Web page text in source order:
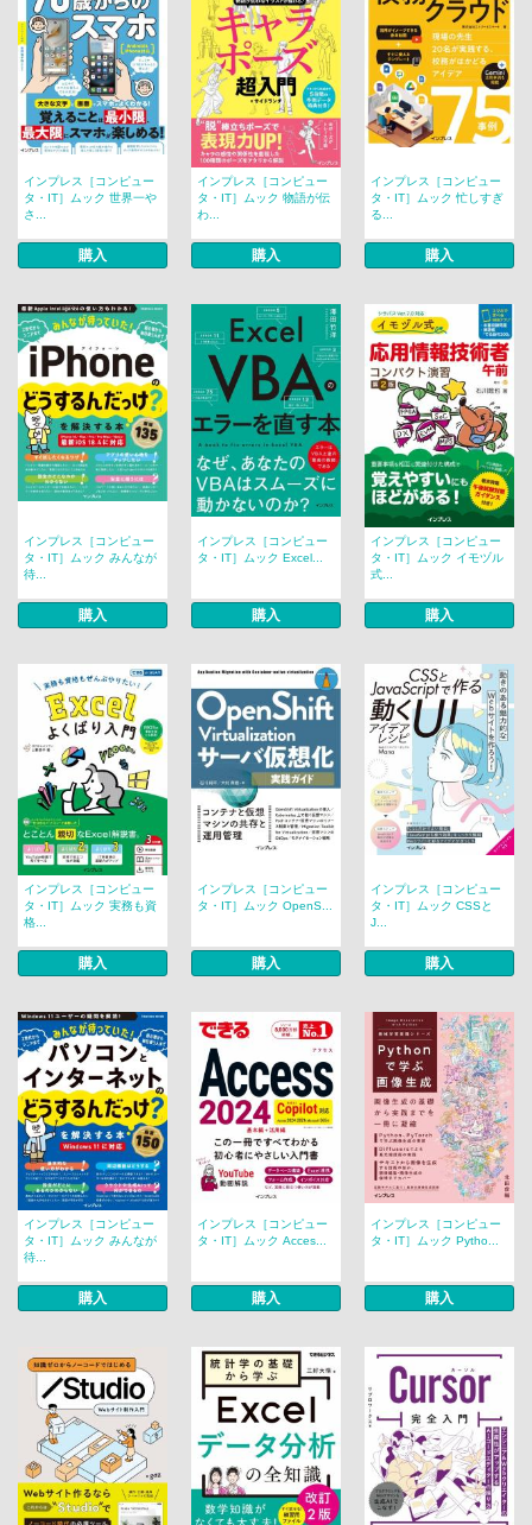
インプレス［コンピュー
タ・IT］ムック 世界一や
さ...
購入
インプレス［コンピュー
タ・IT］ムック 物語が伝
わ...
購入
インプレス［コンピュー
タ・IT］ムック 忙しすぎ
る...
購入
インプレス［コンピュー
タ・IT］ムック みんなが
待...
購入
インプレス［コンピュー
タ・IT］ムック Excel...
購入
インプレス［コンピュー
タ・IT］ムック イモヅル
式...
購入
インプレス［コンピュー
タ・IT］ムック 実務も資
格...
購入
インプレス［コンピュー
タ・IT］ムック OpenS...
購入
インプレス［コンピュー
タ・IT］ムック CSSと
J...
購入
インプレス［コンピュー
タ・IT］ムック みんなが
待...
購入
インプレス［コンピュー
タ・IT］ムック Acces...
購入
インプレス［コンピュー
タ・IT］ムック Pytho...
購入